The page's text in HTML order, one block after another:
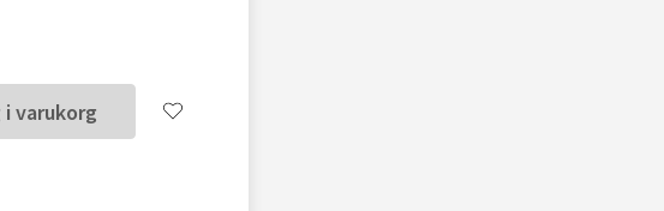
i varukorg